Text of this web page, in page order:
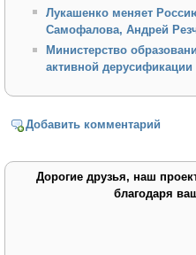
Лукашенко меняет
Самофалова, Андрей
Министерство
активной
Добавить комментарий
Дорогие друзья, наш
благодаря